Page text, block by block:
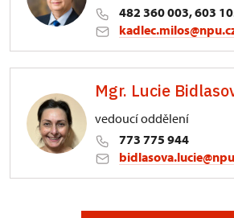
482 360 003, 603
3/, Sychrov 3
Mgr. Lucie
vedoucí oddělení
773 775 944